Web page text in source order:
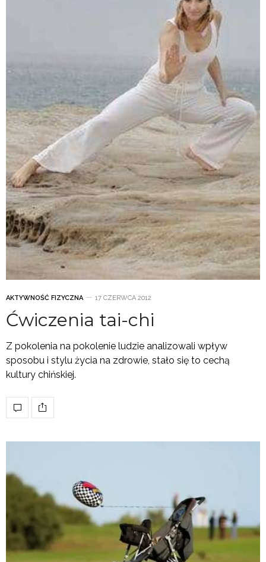
AKTYWNOŚĆ FIZYCZNA 17 CZERWCA 2012
Ćwiczenia tai-chi
Z pokolenia na pokolenie ludzie analizowali wpływ
sposobu i stylu życia na zdrowie, stało się to cechą
kultury chińskiej.